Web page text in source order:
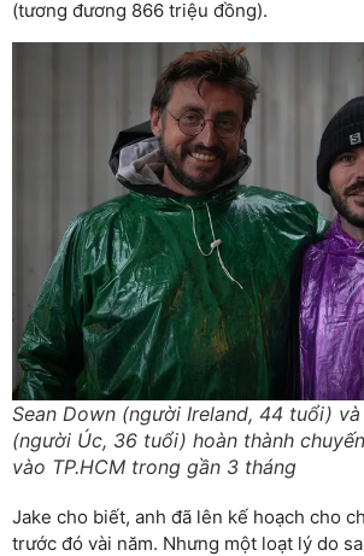
(tương đương 866 triệu đồng).
Sean Down (người Ireland, 44 tuổi)
(người Úc, 36 tuổi) hoàn thành
vào TP.HCM trong gần 3 tháng
Jake cho biết, anh đã lên kế hoạch cho
trước đó vài năm. Nhưng một loạt lý do